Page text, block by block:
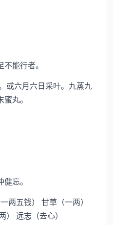
能行者。
六月六日采叶。九蒸九
丸。
忘。
五钱） 甘草（一两）
远志（去心）